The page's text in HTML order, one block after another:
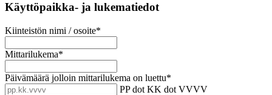
Käyttöpaikka- ja lukematiedot
Kiinteistön nimi / osoite*
Mittarilukema*
Päivämäärä jolloin mittarilukema on luettu*
PP dot KK dot VVVV